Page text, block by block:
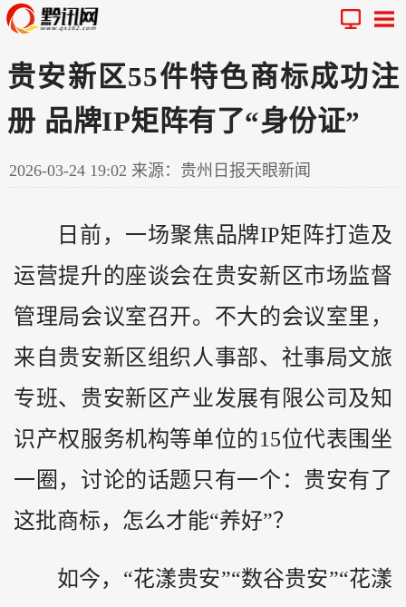
贵安新区55件特色商标成功注
册 品牌IP矩阵有了“身份证”
2026-03-24 19:02 来源：贵州日报天眼新闻
日前，一场聚焦品牌IP矩阵打造及
运营提升的座谈会在贵安新区市场监督
管理局会议室召开。不大的会议室里，
来自贵安新区组织人事部、社事局文旅
专班、贵安新区产业发展有限公司及知
识产权服务机构等单位的15位代表围坐
一圈，讨论的话题只有一个：贵安有了
这批商标，怎么才能“养好”？
如今，“花漾贵安”“数谷贵安”“花漾